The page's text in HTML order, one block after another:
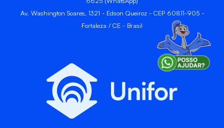
Av. Washington Soares, 1321 - Edson Queiroz - CEP 60811-905 -
Fortaleza / CE - Brasil